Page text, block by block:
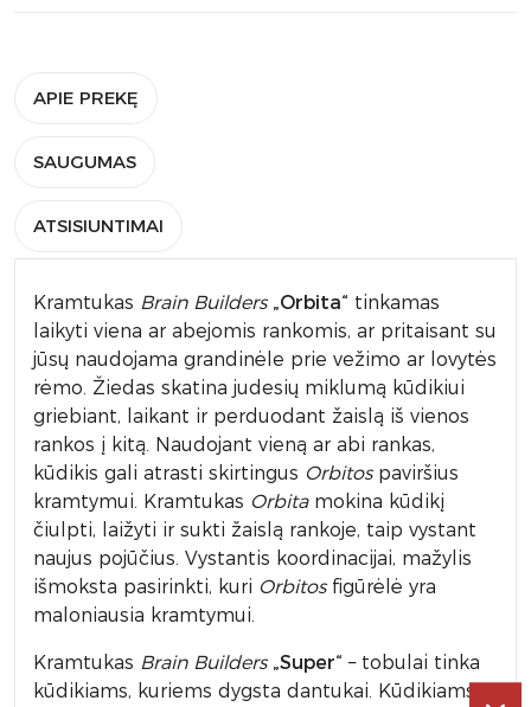
APIE PREKĘ
SAUGUMAS
ATSISIUNTIMAI
Kramtukas Brain Builders „Orbita“ tinkamas
laikyti viena ar abejomis rankomis, ar pritaisant su
jūsų naudojama grandinėle prie vežimo ar lovytės
rėmo. Žiedas skatina judesių miklumą kūdikiui
griebiant, laikant ir perduodant žaislą iš vienos
rankos į kitą. Naudojant vieną ar abi rankas,
kūdikis gali atrasti skirtingus Orbitospaviršius
kramtymui. Kramtukas Orbitamokina kūdikį
čiulpti, laižyti ir sukti žaislą rankoje, taip vystant
naujus pojūčius. Vystantis koordinacijai, mažylis
išmoksta pasirinkti, kuri Orbitosfigūrėlė yra
maloniausia kramtymui.
Kramtukas Brain Builders„Super“ – tobulai tinka
kūdikiams, kuriems dygsta dantukai. Kūdikiams